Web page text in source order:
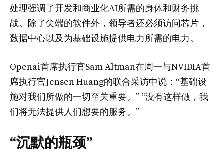
处理强调了开发和商业化AI所需的身体和财务挑
战。除了尖端的软件外，领导者还必须访问芯片，
数据中心以及为基础设施提供电力所需的电力。
Openai首席执行官Sam Altman在周一与NVIDIA首
席执行官Jensen Huang的联合采访中说：“基础设
施对我们所做的一切至关重要。” “没有这样做，我
们将无法提供人们想要的服务。”
“沉默的瓶颈”